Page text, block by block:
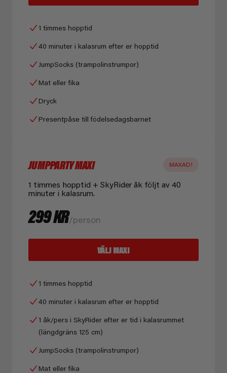
1 timmes hopptid
40 minuter i kalasrum efter er hopptid
JumpSocks (trampolinstrumpor)
Mat eller fika
Dryck
Presentpåse till födelsedagsbarnet
JUMPPARTY MAXI MAXAD!
1 timmes hopptid + SkyRider åk följt av 40
minuter i kalasrum.
299 KR/person
VÄLJ MAXI
1 timmes hopptid
40 minuter i kalasrum efter er hopptid
1 åk/pers i SkyRider efter er tid i kalasrummet
(längdgräns 125 cm)
JumpSocks (trampolinstrumpor)
Mat eller fika